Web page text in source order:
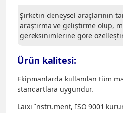
Şirketin deneysel araçlarının
araştırma ve geliştirme olup,
gereksinimlerine göre
Ürün kalitesi:
Ekipmanlarda kullanılan tüm
standartlara uygundur.
Laixi Instrument, ISO 9001